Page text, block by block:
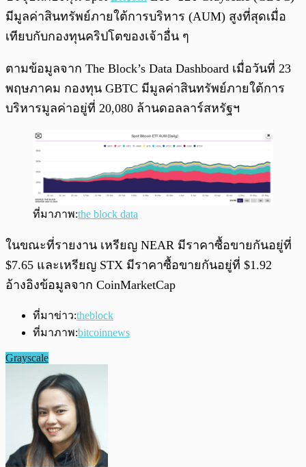
มีมูลค่าสินทรัพย์ภายใต้การบริหาร (AUM) สูงที่สุดเมื่อ
เทียบกับกองทุนคริปโตของเจ้าอื่น ๆ
ตามข้อมูลจาก The Block’s Data Dashboard เมื่อวันที่ 23
พฤษภาคม กองทุน GBTC มีมูลค่าสินทรัพย์ภายใต้การ
บริหารมูลค่าอยู่ที่ 20,080 ล้านดอลลาร์สหรัฐฯ
ที่มาภาพ:the block data
ในขณะที่รายงาน เหรียญ NEAR มีราคาซื้อขายกันอยู่ที่
$7.65 และเหรียญ STX มีราคาซื้อขายกันอยู่ที่ $1.92
อ้างอิงข้อมูลจาก CoinMarketCap
ที่มาข่าว:theblock
ที่มาภาพ:bitcoinnews
Grayscale